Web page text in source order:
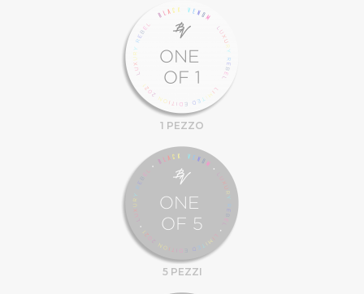
1 PEZZO
5 PEZZI